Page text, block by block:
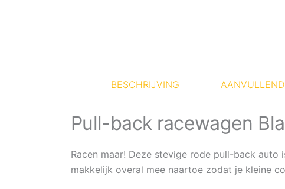
BESCHRIJVING
Pull-back racewagen
Racen maar! Deze stevige rode pull-back
makkelijk overal mee naartoe zodat je kleine